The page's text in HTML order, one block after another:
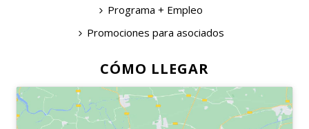
Programa + Empleo
Promociones para asociados
CÓMO LLEGAR